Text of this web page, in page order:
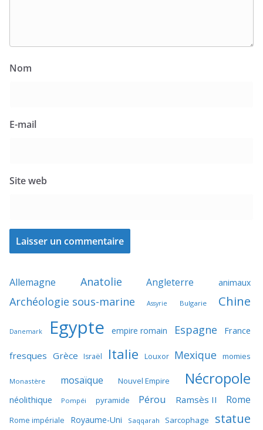
Nom
E-mail
Site web
Allemagne Anatolie Angleterre animaux
Archéologie sous-marine Assyrie Bulgarie Chine
Danemark Egypte empire romain Espagne France
fresques Grèce Israël Italie Louxor Mexique momies
Monastère mosaïque Nouvel Empire Nécropole
néolithique Pompéi pyramide Pérou Ramsès II Rome
Rome impériale Royaume-Uni Saqqarah Sarcophage statue